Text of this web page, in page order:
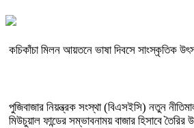
কচিকাঁচা মিলন আয়তনে ভাষা দিবসে সাংস্কৃতিক
পুজিবাজার নিয়ন্ত্রক সংস্থা (বিএসইসি) নতুন
মিউচুয়াল ফান্ডের সম্ভাবনাময় বাজার হিসাবে তৈরির